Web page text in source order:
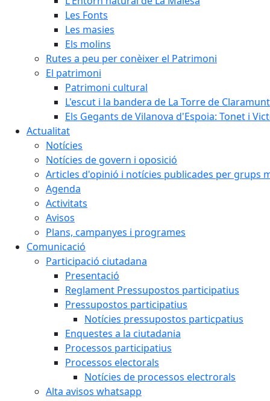
Les Fonts
Les masies
Els molins
Rutes a peu per conèixer el Patrimoni
El patrimoni
Patrimoni cultural
L'escut i la bandera de La Torre de Claramunt
Els Gegants de Vilanova d'Espoia: Tonet i
Actualitat
Notícies
Notícies de govern i oposició
Articles d'opinió i notícies publicades per grups
Agenda
Activitats
Avisos
Plans, campanyes i programes
Comunicació
Participació ciutadana
Presentació
Reglament Pressupostos participatius
Pressupostos participatius
Notícies pressupostos particpatius
Enquestes a la ciutadania
Processos participatius
Processos electorals
Notícies de processos electrorals
Alta avisos whatsapp